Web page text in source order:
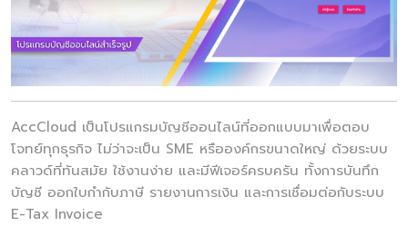
AccCloud เป็นโปรแกรมบัญชีออนไลน์ที่ออกแบบมาเพื่อตอบ
โจทย์ทุกธุรกิจ ไม่ว่าจะเป็น SME หรือองค์กรขนาดใหญ่ ด้วยระบบ
คลาวด์ที่ทันสมัย ใช้งานง่าย และมีฟีเจอร์ครบครัน ทั้งการบันทึก
บัญชี ออกใบกำกับภาษี รายงานการเงิน และการเชื่อมต่อกับระบบ
E-Tax Invoice